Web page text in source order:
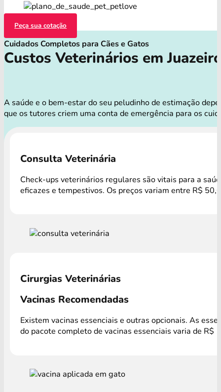
Peça sua cotação
Cuidados Completos para Cães e Gatos
Custos Veterinários em
A saúde e o bem-estar do seu peludinho de estimação
que os tutores criem uma conta de emergência para os
Consulta Veterinária
Check-ups veterinários regulares são vitais para a
eficazes e tempestivos. Os preços variam entre R$
Cirurgias Veterinárias
Vacinas Recomendadas
Existem vacinas essenciais e outras opcionais. As
do pacote completo de vacinas essenciais varia de